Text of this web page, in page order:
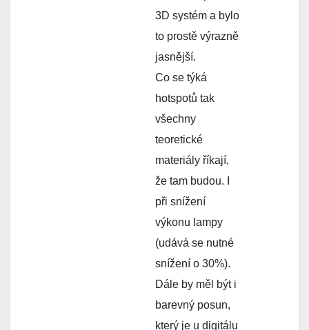
3D systém a bylo
to prostě výrazně
jasnější.
Co se týká
hotspotů tak
všechny
teoretické
materiály říkají,
že tam budou. I
při snížení
výkonu lampy
(udává se nutné
snížení o 30%).
Dále by měl být i
barevný posun,
který je u digitálu